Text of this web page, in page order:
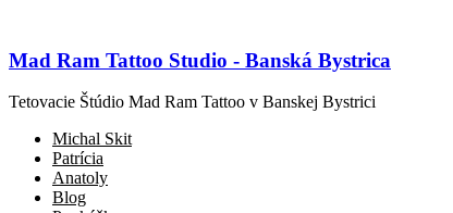
Mad Ram Tattoo Studio - Banská Bystrica
Tetovacie Štúdio Mad Ram Tattoo v Banskej Bystrici
Michal Skit
Patrícia
Anatoly
Blog